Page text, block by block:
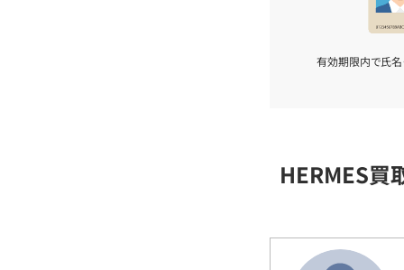
有効期限内で氏名
HERMES買